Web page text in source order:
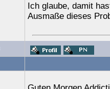
Ich glaube, damit
Ausmaße dieses